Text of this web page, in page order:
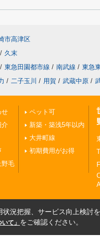
市高津区
/ 久末
/ 東急田園都市線 / 南武線 / 東急
/ 二子玉川 / 用賀 / 武蔵中原 /
せ
介
野毛
ペット可
新築・築浅5年以内
大井町線
初期費用がお得
況把握、サービス向上検討
て」 をご確認ください。